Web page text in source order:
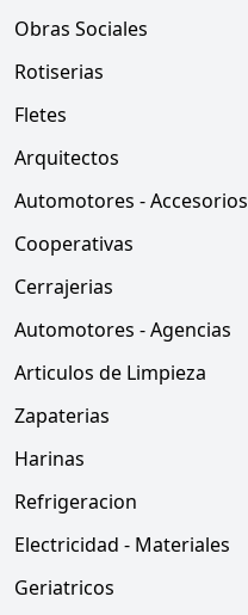
Obras Sociales
Rotiserias
Fletes
Arquitectos
Automotores - Accesorios
Cooperativas
Cerrajerias
Automotores - Agencias
Articulos de Limpieza
Zapaterias
Harinas
Refrigeracion
Electricidad - Materiales
Geriatricos